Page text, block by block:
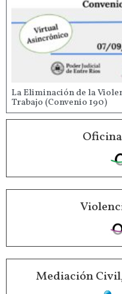
La Eliminación de la
Trabajo (Convenio 190)
Mediación